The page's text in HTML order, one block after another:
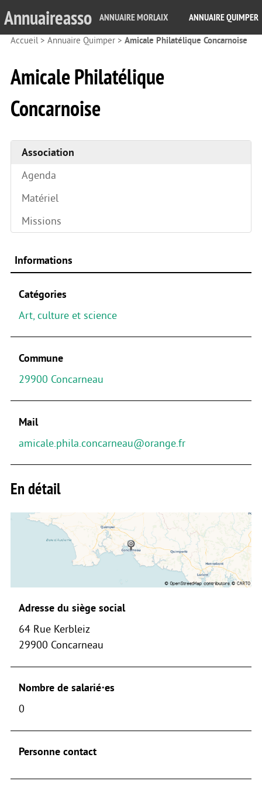
Annuaireasso ANNUAIRE MORLAIX ANNUAIRE QUIMPER
Accueil> Annuaire Quimper > Amicale Philatélique Concarnoise
Amicale Philatélique
Concarnoise
Association
Agenda
Matériel
Missions
Informations
Catégories
Art, culture et science
Commune
29900 Concarneau
Mail
amicale.phila.concarneau@orange.fr
En détail
Adresse du siège social
64 Rue Kerbleiz
29900 Concarneau
Nombre de salarié⋅es
0
Personne contact